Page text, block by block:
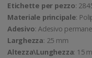
Etichette per pezzo:
Materiale principale:
Adesivo: Adesivo
Larghezza: 25 mm
Altezza\Lunghezza: 15